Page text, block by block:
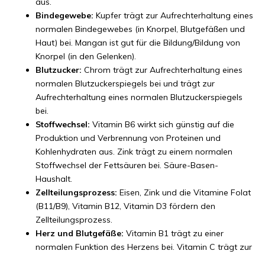
Bindegewebe: Kupfer trägt zur Aufrechterhaltung eines
normalen Bindegewebes (in Knorpel, Blutgefäßen und
Haut) bei. Mangan ist gut für die Bildung/Bildung von
Knorpel (in den Gelenken).
Blutzucker: Chrom trägt zur Aufrechterhaltung eines
normalen Blutzuckerspiegels bei und trägt zur
Aufrechterhaltung eines normalen Blutzuckerspiegels
bei.
Stoffwechsel: Vitamin B6 wirkt sich günstig auf die
Produktion und Verbrennung von Proteinen und
Kohlenhydraten aus. Zink trägt zu einem normalen
Stoffwechsel der Fettsäuren bei. Säure-Basen-
Haushalt.
Zellteilungsprozess: Eisen, Zink und die Vitamine Folat
(B11/B9), Vitamin B12, Vitamin D3 fördern den
Zellteilungsprozess.
Herz und Blutgefäße: Vitamin B1 trägt zu einer
normalen Funktion des Herzens bei. Vitamin C trägt zur